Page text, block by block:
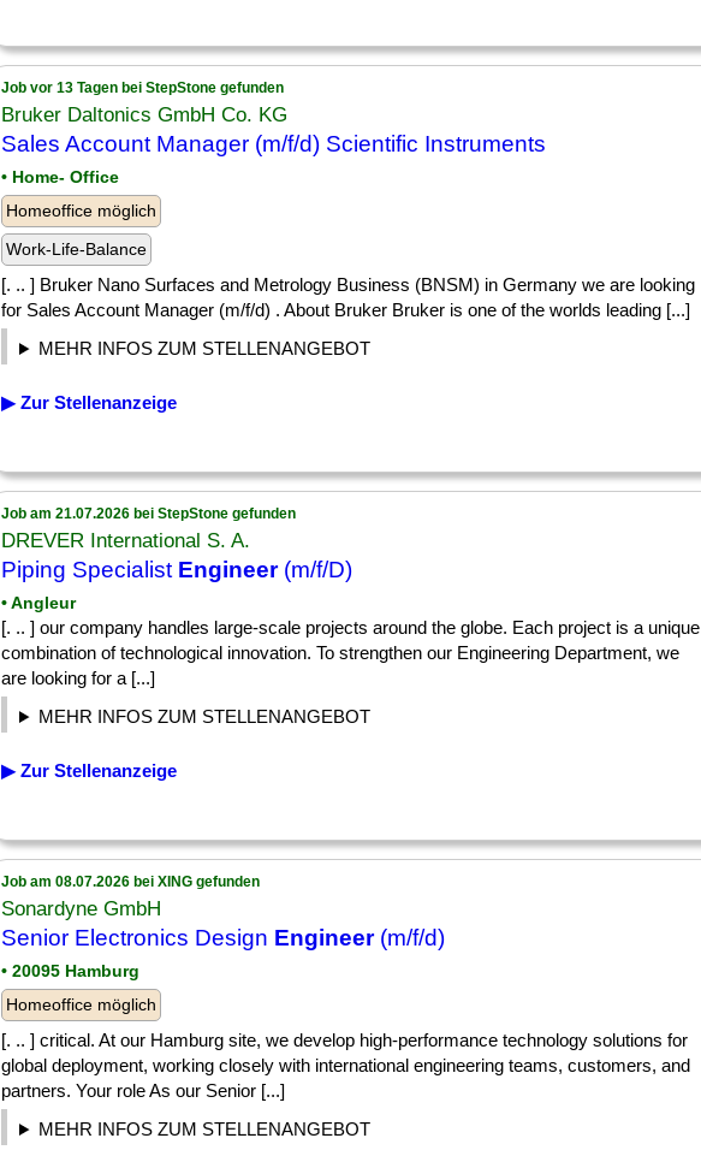
Job vor 13 Tagen bei StepStone gefunden
Bruker Daltonics GmbH Co. KG
Sales Account Manager (m/f/d) Scientific Instruments
• Home- Office
Homeoffice möglich
Work-Life-Balance
[. .. ] Bruker Nano Surfaces and Metrology Business (BNSM) in Germany we are looking
for Sales Account Manager (m/f/d) . About Bruker Bruker is one of the worlds leading [...]
MEHR INFOS ZUM STELLENANGEBOT
▶ Zur Stellenanzeige
Job am 21.07.2026 bei StepStone gefunden
DREVER International S. A.
Piping Specialist Engineer(m/f/D)
• Angleur
[. .. ] our company handles large-scale projects around the globe. Each project is a unique
combination of technological innovation. To strengthen our Engineering Department, we
are looking for a [...]
MEHR INFOS ZUM STELLENANGEBOT
▶ Zur Stellenanzeige
Job am 08.07.2026 bei XING gefunden
Sonardyne GmbH
Senior Electronics Design Engineer(m/f/d)
• 20095 Hamburg
Homeoffice möglich
[. .. ] critical. At our Hamburg site, we develop high-performance technology solutions for
global deployment, working closely with international engineering teams, customers, and
partners. Your role As our Senior [...]
MEHR INFOS ZUM STELLENANGEBOT